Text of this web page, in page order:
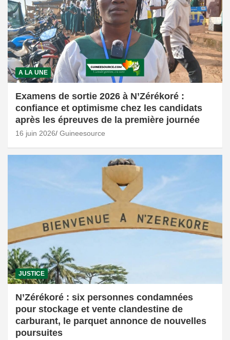
A LA UNE
Examens de sortie 2026 à N’Zérékoré :
confiance et optimisme chez les candidats
après les épreuves de la première journée
16 juin 2026 Guineesource
JUSTICE
N’Zérékoré : six personnes condamnées
pour stockage et vente clandestine de
carburant, le parquet annonce de nouvelles
poursuites